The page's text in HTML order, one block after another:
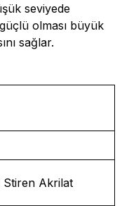
seviyede
güçlü olması büyük
sağlar.
Akrilat